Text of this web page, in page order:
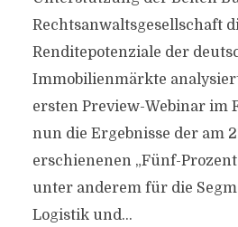
Rechtsanwaltsgesellschaft
Renditepotenziale der
Immobilienmärkte
ersten Preview-Webinar im
nun die Ergebnisse der am
erschienenen „Fünf-
unter anderem für die
Logistik und...